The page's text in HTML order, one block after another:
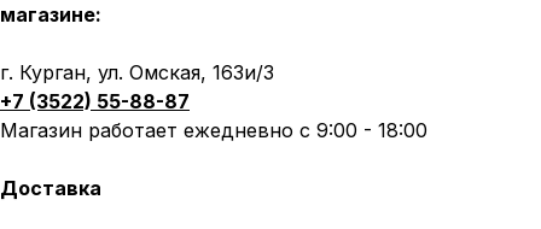
магазине:
г. Курган, ул. Омская, 163и/3
+7 (3522) 55-88-87
Магазин работает ежедневно с 9:00 - 18:00
Доставка